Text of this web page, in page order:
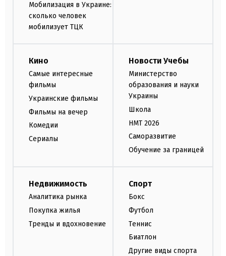
Мобилизация в Украине:
сколько человек
мобилизует ТЦК
Кино
Самые интересные
фильмы
Украинские фильмы
Фильмы на вечер
Комедии
Сериалы
Новости Учебы
Министерство
образования и науки
Украины
Школа
НМТ 2026
Саморазвитие
Обучение за границей
Недвижимость
Аналитика рынка
Покупка жилья
Тренды и вдохновение
Спорт
Бокс
Футбол
Теннис
Биатлон
Другие виды спорта